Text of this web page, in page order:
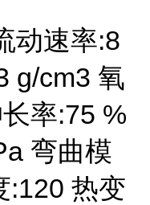
动速率:8
g/cm3 氧
率:75 %
弯曲模
:120 热变